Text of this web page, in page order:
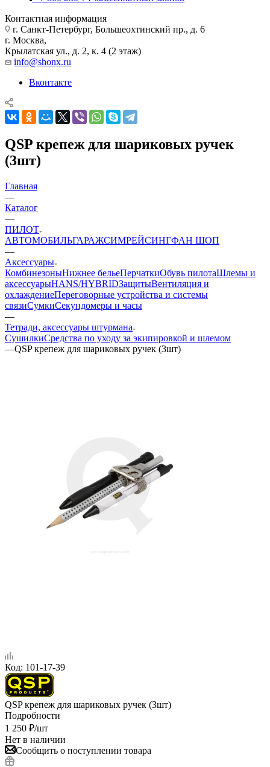
Контактная информация
г. Санкт-Петербург, Большеохтинский пр., д. 6
г. Москва,
Крылатская ул., д. 2, к. 4 (2 этаж)
info@shonx.ru
Вконтакте
QSP крепеж для шариковых ручек
(3шт)
Главная
—
Каталог
—
ПИЛОТ
АВТОМОБИЛЬГАРАЖСИМРЕЙСИНГФАН ШОП
—
Аксессуары
КомбинезоныНижнее бельеПерчаткиОбувь пилотаШлемы и
аксессуарыHANS/HYBRIDЗащитыВентиляция и
охлаждениеПереговорные устройства и системы
связиСумкиСекундомеры и часы
—
Тетради, аксессуары штурмана
СушилкиСредства по уходу за экипировкой и шлемом
—QSP крепеж для шариковых ручек (3шт)
Код: 101-17-39
QSP крепеж для шариковых ручек (3шт)
Подробности
1 250 ₽/шт
Нет в наличии
Сообщить о поступлении товара